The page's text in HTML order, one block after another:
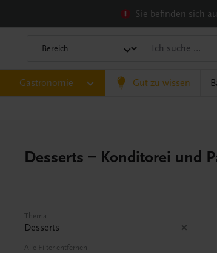
Sie befinden sich
Gastronomie Gut zu wissen
Desserts – Konditorei und
Thema
Desserts
Alle Filter entfernen